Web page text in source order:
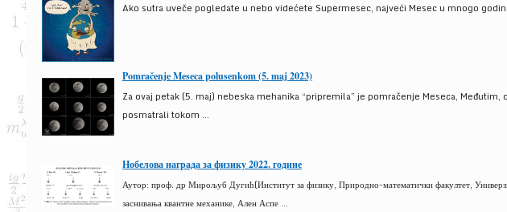
Ako sutra uveče pogledate u nebo videćete Supermesec, najveći Mesec u mnogo
Pomračenje Meseca polusenkom (5. maj 2023)
Za ovaj petak (5. maj) nebeska mehanika “pripremila” je pomračenje Meseca,
posmatrali tokom ...
Нобелова награда за физику 2022. године
Аутор: проф. др Мирољуб Дугић(Институт за физику, Природно-математички факултет,
заснивања квантне механике, Ален Аспе ...